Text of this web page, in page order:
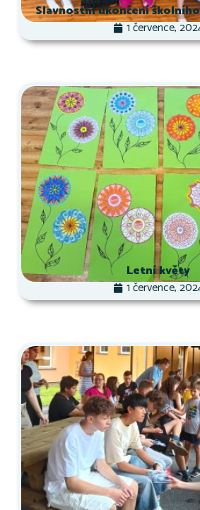
Slavnostní ukončení
1 července,
Letní květy
1 července,